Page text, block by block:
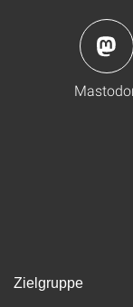
Zielgruppe